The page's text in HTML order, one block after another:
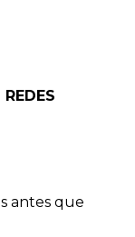
antes que